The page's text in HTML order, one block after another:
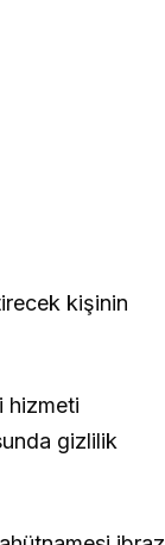
kişinin
hizmeti
gizlilik